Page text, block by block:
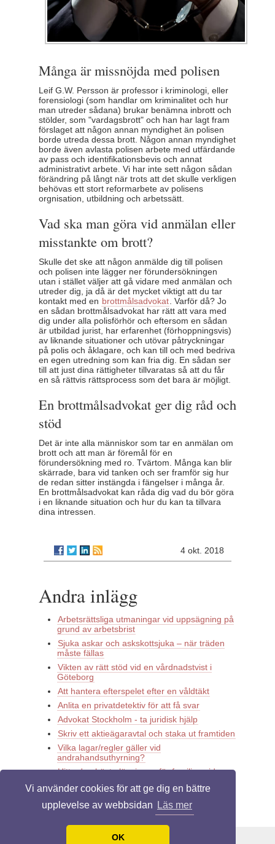
Vi använder cookies för att ge dig en bättre
upplevelse av webbsidan
Läs mer
OK
Många är missnöjda med polisen
Leif G.W. Persson är professor i kriminologi, eller
forensiologi (som handlar om kriminalitet och hur
man utreder sådana) brukar benämna inbrott och
stölder, som "vardagsbrott" och han har lagt fram
förslaget att någon annan myndighet än polisen
borde utreda dessa brott. Någon annan myndighet
borde även avlasta polisen arbete med utfärdande
av pass och identifikationsbevis och annat
administrativt arbete. Vi har inte sett någon sådan
förändring på långt när trots att det skulle verkligen
behövas ett stort reformarbete av polisens
orgnisation, utbildning och arbetssätt.
Vad ska man göra vid anmälan eller
misstankte om brott?
Skulle det ske att någon anmälde dig till polisen
och polisen inte lägger ner förundersökningen
utan i stället väljer att gå vidare med anmälan och
utreder dig, ja då är det mycket viktigt att du tar
kontakt med en brottmålsadvokat . Varför då? Jo
en sådan brottmålsadvokat har rätt att vara med
dig under alla polisförhör och eftersom en sådan
är utbildad jurist, har erfarenhet (förhoppningsvis)
av liknande situationer och utövar påtryckningar
på polis och åklagare, och kan till och med bedriva
en egen utredning som kan fria dig. En sådan ser
till att just dina rättigheter tillvaratas så att du får
en så rättvis rättsprocess som det bara är möjligt.
En brottmålsadvokat ger dig råd och
stöd
Det är inte alla människor som tar en anmälan om
brott och att man är föremål för en
förundersökning med ro. Tvärtom. Många kan blir
skärrade, bara vid tanken och ser framför sig hur
de redan sitter instängda i fängelser i många år.
En brottmålsadvokat kan råda dig vad du bör göra
i en liknande situation och hur du kan ta tillvara
dina intressen.
4 okt. 2018
Andra inlägg
Arbetsrättsliga utmaningar vid uppsägning på
grund av arbetsbrist
Sjuka askar och askskottsjuka – när träden
måste fällas
Vikten av rätt stöd vid en vårdnadstvist i
Göteborg
Att hantera efterspelet efter en våldtäkt
Anlita en privatdetektiv för att få svar
Advokat Stockholm - ta juridisk hjälp
Skriv ett aktieägaravtal och staka ut framtiden
Vilka lagar/regler gäller vid
andrahandsuthyrning?
Hitta den bästa lösningen för familjen vid
Här får du hjälp med dödsbo i Stockholm
under en svår tid